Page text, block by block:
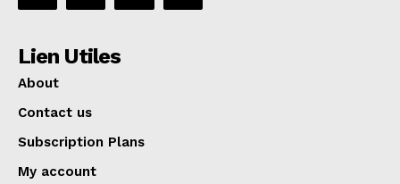
Lien Utiles
About
Contact us
Subscription Plans
My account